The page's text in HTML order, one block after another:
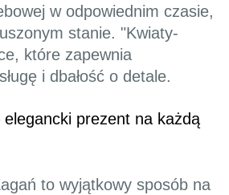
w odpowiednim czasie,
stanie. "Kwiaty-
które zapewnia
i dbałość o detale.
prezent na każdą
to wyjątkowy sposób na